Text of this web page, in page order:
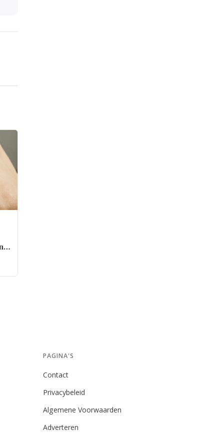
PAGINA'S
Contact
Privacybeleid
Algemene Voorwaarden
Adverteren